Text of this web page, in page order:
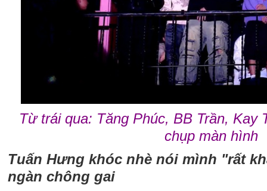
Từ trái qua: Tăng Phúc, BB Trần, Kay
chụp màn hình
Tuấn Hưng khóc nhè nói mình "rất
ngàn chông gai